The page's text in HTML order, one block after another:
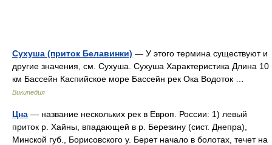
Сухуша (приток Белавинки) — У этого термина существуют и
другие значения, см. Сухуша. Сухуша Характеристика Длина 10
км Бассейн Каспийское море Бассейн рек Ока Водоток …
Википедия
Цна — название нескольких рек в Европ. России: 1) левый
приток р. Хайны, впадающей в р. Березину (сист. Днепра),
Минской губ., Борисовского у. Берет начало в болотах, течет на